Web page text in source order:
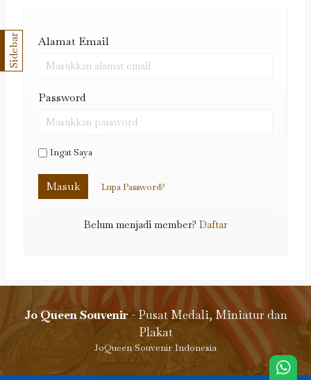
Alamat Email
Password
Ingat Saya
Masuk Lupa Password?
Belum menjadi member? Daftar
Sidebar
Jo Queen Souvenir - Pusat Medali, Miniatur dan
Plakat
JoQueen Souvenir Indonesia